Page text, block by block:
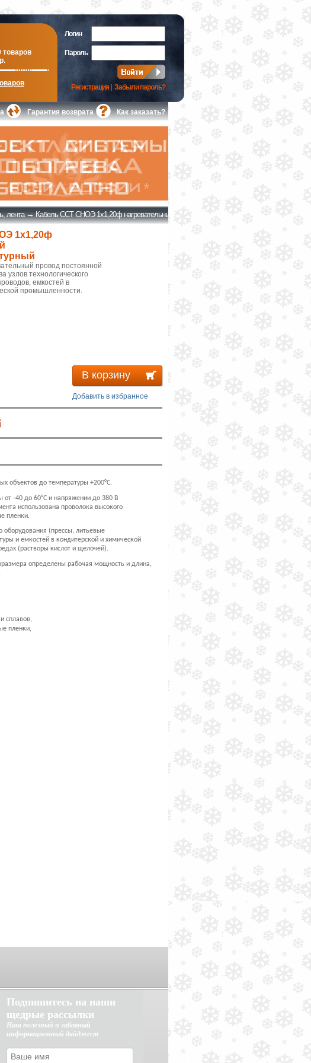
товаров
Логин
Пароль
Регистрация| Забыли пароль?
Гарантия возврата Как заказать?
лента→Кабель ССТ СНОЭ 1х1,20ф нагревательный среднетемпературный
1х1,20ф
провод постоянной
узлов технологического
емкостей в
промышленности.
В корзину
Добавить в избранное
объектов до температуры +200°С.
от -40 до 60°С и напряжении до 380 В
использована проволока высокого
пленки.
оборудования (прессы, литьевые
и емкостей в кондитерской и химической
(растворы кислот и щелочей).
определены рабочая мощность и длина,
сплавов,
пленки,
Подпишитесь на наши
щедрые рассылки
Наш полезный и забавный
информационный дайджест